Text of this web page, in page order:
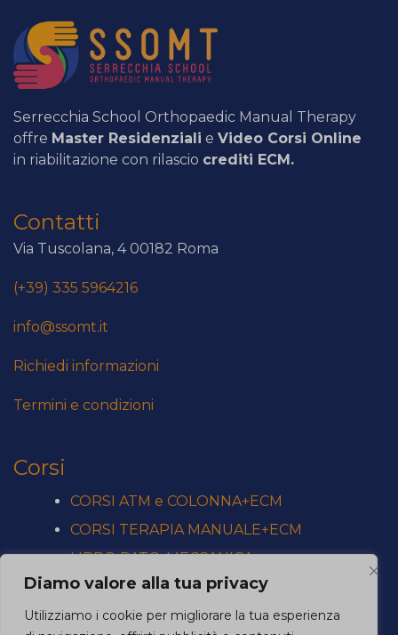
Diamo valore alla tua privacy
Utilizziamo i cookie per migliorare la tua esperienza
Serrecchia School Orthopaedic Manual Therapy
offre Master Residenziali e Video Corsi Online
in riabilitazione con rilascio crediti ECM.
Contatti
Via Tuscolana, 4 00182 Roma
(+39) 335 5964216
info@ssomt.it
Richiedi informazioni
Termini e condizioni
Corsi
CORSI ATM e COLONNA+ECM
CORSI TERAPIA MANUALE+ECM
LIBRO PATO-MECCANICA
CORSI SINGOLI
PROVIDER CREDITI ECM